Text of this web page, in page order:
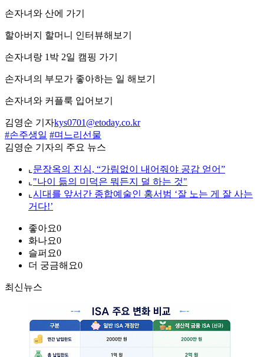
손자녀와 산에 가기
할아버지 할머니 인터뷰해보기
손자녀랑 1박 2일 캠핑 가기
손자녀의 부모가 좋아하는 일 해보기
손자녀와 커플룩 입어보기
김영순 기자kys0701@etoday.co.kr
#손주생일 #며느리선물
김영순 기자의 주요 뉴스
⌞ 문장옥의 진심, “가림없이 내어줘야 공감 얻어”
⌞ "나이 듦의 미덕은 뭐든지 덜 하는 것"
⌞ 시대를 앞서간 종합예술인 홍서범 ‘잘 노는 게 잘 사는
거다!’
좋아요0
화나요0
슬퍼요0
더 궁금해요0
최신뉴스